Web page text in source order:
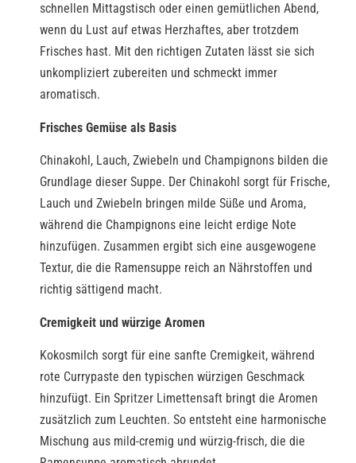
schnellen Mittagstisch oder einen gemütlichen Abend,
wenn du Lust auf etwas Herzhaftes, aber trotzdem
Frisches hast. Mit den richtigen Zutaten lässt sie sich
unkompliziert zubereiten und schmeckt immer
aromatisch.
Frisches Gemüse als Basis
Chinakohl, Lauch, Zwiebeln und Champignons bilden die
Grundlage dieser Suppe. Der Chinakohl sorgt für Frische,
Lauch und Zwiebeln bringen milde Süße und Aroma,
während die Champignons eine leicht erdige Note
hinzufügen. Zusammen ergibt sich eine ausgewogene
Textur, die die Ramensuppe reich an Nährstoffen und
richtig sättigend macht.
Cremigkeit und würzige Aromen
Kokosmilch sorgt für eine sanfte Cremigkeit, während
rote Currypaste den typischen würzigen Geschmack
hinzufügt. Ein Spritzer Limettensaft bringt die Aromen
zusätzlich zum Leuchten. So entsteht eine harmonische
Mischung aus mild-cremig und würzig-frisch, die die